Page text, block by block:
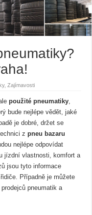
,Zajímavosti
použité pneumatiky,
bude nejlépe vědět, jaké
je dobré, držet se
zpneu bazaru
nejlépe odpovídat
jízdní vlastnosti, komfort a
jsou tyto informace
Případně je můžete
pneumatik a